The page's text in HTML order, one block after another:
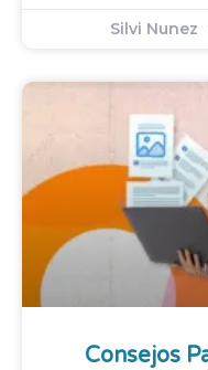
Silvi Nunez
Consejos